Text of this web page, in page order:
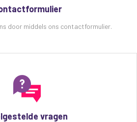
door middels ons contactformulier.
vragen